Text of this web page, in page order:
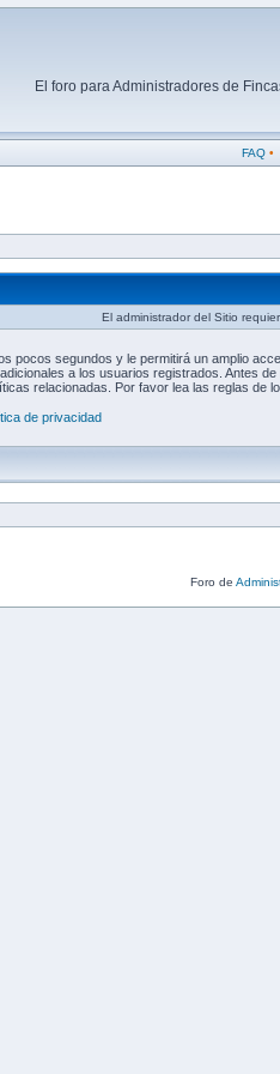
El foro para Administradores de
FAQ•
El administrador del Sitio
pocos segundos y le permitirá un amplio
a los usuarios registrados. Antes de
relacionadas. Por favor lea las reglas de
de privacidad
Foro de